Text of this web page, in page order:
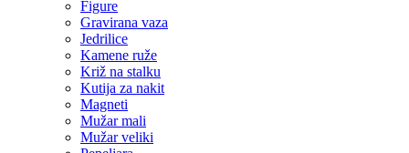
Figure
Gravirana vaza
Jedrilice
Kamene ruže
Križ na stalku
Kutija za nakit
Magneti
Mužar mali
Mužar veliki